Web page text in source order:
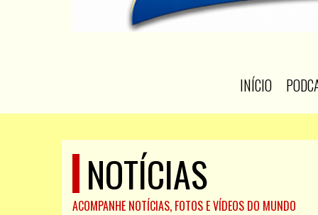
INÍCIO
NOTÍCIAS
ACOMPANHE NOTÍCIAS, FOTOS E VÍDEOS DO MUNDO